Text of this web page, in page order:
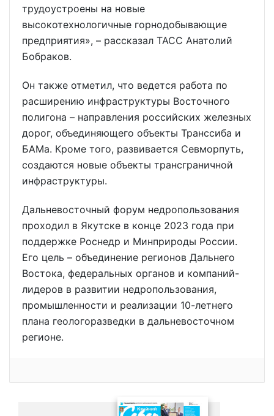
трудоустроены на новые
высокотехнологичные горнодобывающие
предприятия», – рассказал ТАСС Анатолий
Бобраков.
Он также отметил, что ведется работа по
расширению инфраструктуры Восточного
полигона – направления российских железных
дорог, объединяющего объекты Транссиба и
БАМа. Кроме того, развивается Севморпуть,
создаются новые объекты трансграничной
инфраструктуры.
Дальневосточный форум недропользования
проходил в Якутске в конце 2023 года при
поддержке Роснедр и Минприроды России.
Его цель – объединение регионов Дальнего
Востока, федеральных органов и компаний-
лидеров в развитии недропользования,
промышленности и реализации 10-летнего
плана геологоразведки в дальневосточном
регионе.